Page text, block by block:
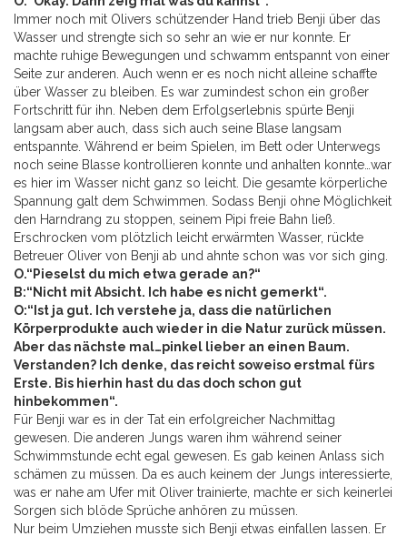
Immer noch mit Olivers schützender Hand trieb Benji über das
Wasser und strengte sich so sehr an wie er nur konnte. Er
machte ruhige Bewegungen und schwamm entspannt von einer
Seite zur anderen. Auch wenn er es noch nicht alleine schaffte
über Wasser zu bleiben. Es war zumindest schon ein großer
Fortschritt für ihn. Neben dem Erfolgserlebnis spürte Benji
langsam aber auch, dass sich auch seine Blase langsam
entspannte. Während er beim Spielen, im Bett oder Unterwegs
noch seine Blasse kontrollieren konnte und anhalten konnte…war
es hier im Wasser nicht ganz so leicht. Die gesamte körperliche
Spannung galt dem Schwimmen. Sodass Benji ohne Möglichkeit
den Harndrang zu stoppen, seinem Pipi freie Bahn ließ.
Erschrocken vom plötzlich leicht erwärmten Wasser, rückte
Betreuer Oliver von Benji ab und ahnte schon was vor sich ging.
O.“Pieselst du mich etwa gerade an?“
B:“Nicht mit Absicht. Ich habe es nicht gemerkt“.
O:“Ist ja gut. Ich verstehe ja, dass die natürlichen
Körperprodukte auch wieder in die Natur zurück müssen.
Aber das nächste mal…pinkel lieber an einen Baum.
Verstanden? Ich denke, das reicht soweiso erstmal fürs
Erste. Bis hierhin hast du das doch schon gut
hinbekommen“.
Für Benji war es in der Tat ein erfolgreicher Nachmittag
gewesen. Die anderen Jungs waren ihm während seiner
Schwimmstunde echt egal gewesen. Es gab keinen Anlass sich
schämen zu müssen. Da es auch keinem der Jungs interessierte,
was er nahe am Ufer mit Oliver trainierte, machte er sich keinerlei
Sorgen sich blöde Sprüche anhören zu müssen.
Nur beim Umziehen musste sich Benji etwas einfallen lassen. Er